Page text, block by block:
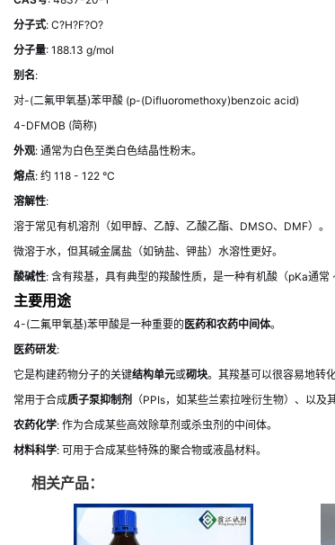
分子式: C?H?F?O?
分子量: 188.13 g/mol
别名:
对-(二氟甲氧基)苯甲酸 (p-(Difluoromethoxy)benzoic acid)
4-DFMOB (简称)
外观: 通常为白色至类白色结晶性粉末。
熔点: 约 118 - 122 °C
溶解性:
溶于常见有机溶剂（如甲醇、乙醇、乙酸乙酯、DMSO、DMF）。
微溶于水，但其碱金属盐（如钠盐、钾盐）水溶性更好。
酸碱性: 含有羧基，具有典型的羧酸性质，是一种有机酸（pKa通常
主要用途
4-(二氟甲氧基)苯甲酸是一种重要的医药和农药中间体。
医药研发:
它是构建药物分子的关键结构单元或砌块。其羧基可以很容易地转
常用于合成质子泵抑制剂 （PPIs，如某些兰索拉唑衍生物）、以
农药化学: 作为合成某些高效除草剂或杀虫剂的中间体。
材料科学: 可用于合成某些特殊的聚合物或液晶材料。
相关产品：